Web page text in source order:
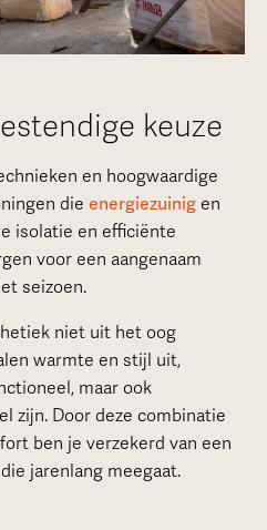
keuze
en hoogwaardige
die energiezuinigen
isolatie en efficiënte
voor een aangenaam
seizoen.
niet uit het oog
warmte en stijl uit,
maar ook
zijn. Door deze combinatie
ben je verzekerd van een
jarenlang meegaat.